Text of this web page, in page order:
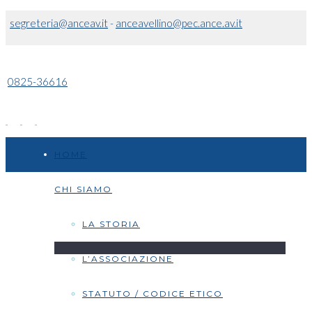
segreteria@anceav.it- anceavellino@pec.ance.av.it
0825-36616
CHI SIAMO
LA STORIA
L’ASSOCIAZIONE
STATUTO / CODICE ETICO